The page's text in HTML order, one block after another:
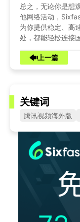
总之，无论你是想
他网络活动，
为你提供稳定、高
处，都能轻松连接
上一篇
关键词
腾讯视频海外版